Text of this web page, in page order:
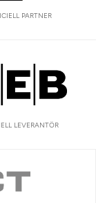
PARTNER
LEVERANTÖR